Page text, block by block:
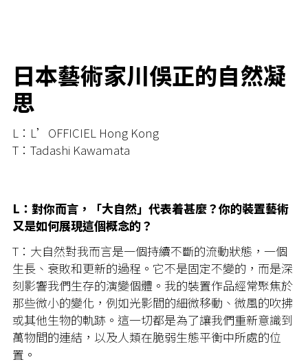
日本藝術家川俁正的自然凝
思
L：L’OFFICIEL Hong Kong
T：Tadashi Kawamata
L：對你而言，「大自然」代表着甚麼？你的裝置藝術
又是如何展現這個概念的？
T：大自然對我而言是一個持續不斷的流動狀態，一個
生長、衰敗和更新的過程。它不是固定不變的，而是深
刻影響我們生存的演變個體。我的裝置作品經常聚焦於
那些微小的變化，例如光影間的細微移動、微風的吹拂
或其他生物的軌跡。這一切都是為了讓我們重新意識到
萬物間的連結，以及人類在脆弱生態平衡中所處的位
置。